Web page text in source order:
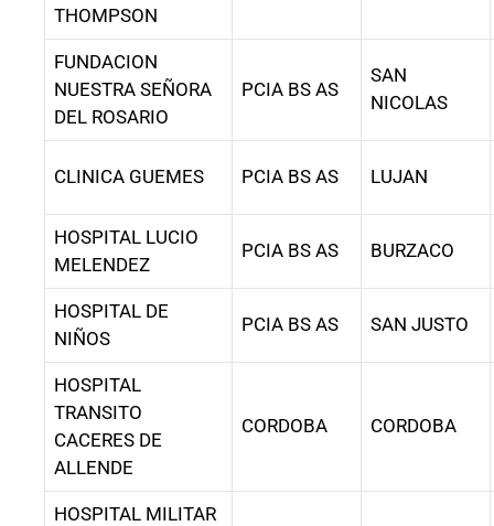
THOMPSON
FUNDACION
NUESTRA SEÑORA
DEL ROSARIO
PCIA BS AS
SAN
NICOLAS
CLINICA GUEMES PCIA BS AS LUJAN
HOSPITAL LUCIO
MELENDEZ
PCIA BS AS BURZACO
HOSPITAL DE
NIÑOS
PCIA BS AS SAN JUSTO
HOSPITAL
TRANSITO
CACERES DE
ALLENDE
CORDOBA CORDOBA
HOSPITAL MILITAR